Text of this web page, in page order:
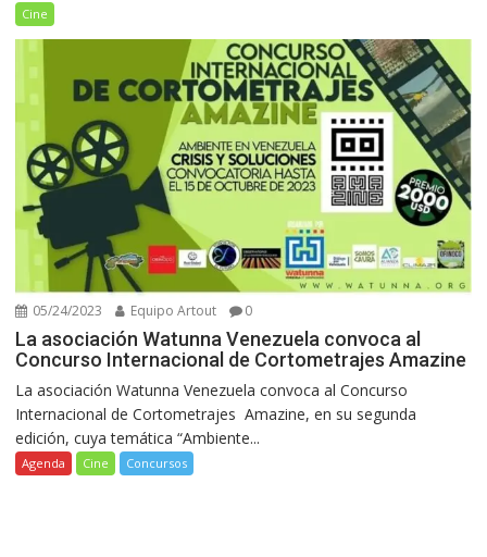
Cine
05/24/2023 Equipo Artout 0
La asociación Watunna Venezuela convoca al
Concurso Internacional de Cortometrajes Amazine
La asociación Watunna Venezuela convoca al Concurso
Internacional de Cortometrajes Amazine, en su segunda
edición, cuya temática “Ambiente...
Agenda Cine Concursos